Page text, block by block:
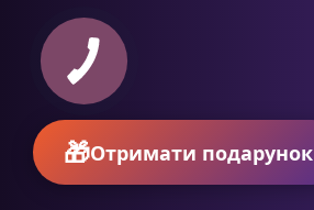
КНОПКА
ЗВ'ЯЗКУ
Отримати подарунок